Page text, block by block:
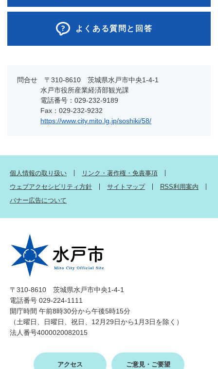
よくある質問と回答
問合せ 〒310-8610 茨城県水戸市中央1-4-1
水戸市役所産業経済部観光課
電話番号：029-232-9189
Fax：029-232-9232
https://www.city.mito.lg.jp/soshiki/58/
個人情報の取り扱い
リンク・著作権・免責事項
ウェブアクセシビリティ方針
サイトマップ
RSS利用案内
バナー広告について
〒310-8610 茨城県水戸市中央1-4-1
電話番号 029-224-1111
開庁時間 午前8時30分から午後5時15分
（土曜日、日曜日、祝日、12月29日から1月3日を除く）
法人番号4000020082015
アクセス ご意見・ご要望